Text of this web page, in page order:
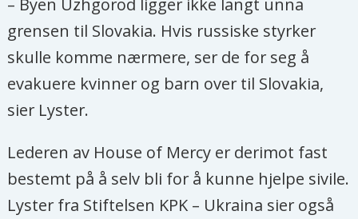
– Byen Uzhgorod ligger ikke langt unna
grensen til Slovakia. Hvis russiske styrker
skulle komme nærmere, ser de for seg å
evakuere kvinner og barn over til Slovakia,
sier Lyster.
Lederen av House of Mercy er derimot fast
bestemt på å selv bli for å kunne hjelpe sivile.
Lyster fra Stiftelsen KPK – Ukraina sier også